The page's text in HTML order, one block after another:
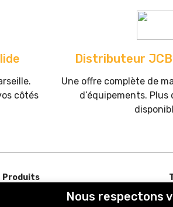
côtés
Distributeur
Une offre complète de
d’équipements. Plus
Nous respectons
Produits